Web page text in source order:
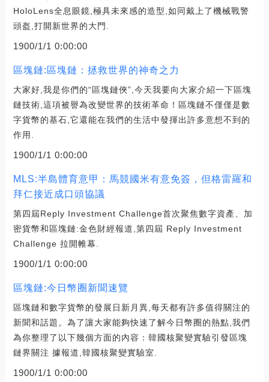
HoloLens全息眼鏡,極具未來感的造型,如同戴上了機械戰警
頭盔,打開新世界的大門.
1900/1/1 0:00:00
區塊鏈:區塊鏈：拯救世界的神奇之力
大家好,我是你們的“區塊鏈俠”,今天我要向大家介紹一下區塊
鏈技術,這項被譽為改變世界的技術革命！區塊鏈不僅僅是數
字貨幣的基石,它還能在我們的生活中發揮出許多意想不到的
作用.
1900/1/1 0:00:00
MLS:半島體育意甲：馬競國米有意免簽，但格雷羅和
拜仁接近成口頭協議
第四屆Reply Investment Challenge首次聚焦數字資產、加
密貨幣和區塊鏈:金色財經報道,第四屆 Reply Investment
Challenge 拉開帷幕.
1900/1/1 0:00:00
區塊鏈:今日幣圈新聞速覽
區塊鏈和數字貨幣的發展日新月異,每天都有許多值得關注的
新聞和話題。為了讓大家能夠快速了解今日幣圈的熱點,我們
為你整理了以下幾個方面的內容：韓國核聚變實驗引發區塊
鏈界關注 據報道,韓國核聚變實驗室.
1900/1/1 0:00:00